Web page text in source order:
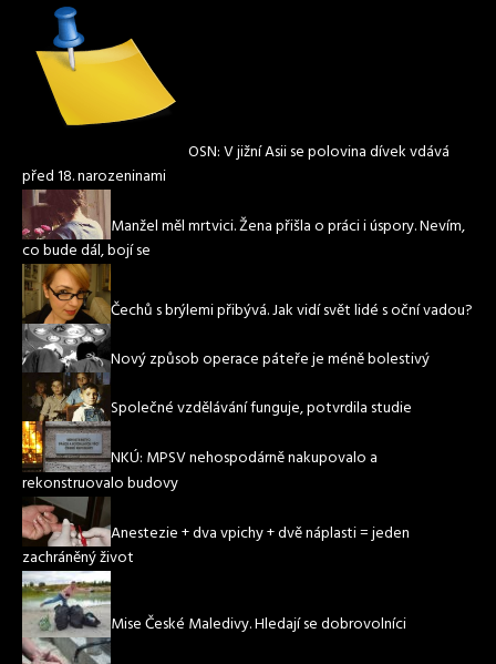
OSN: V jižní Asii se polovina dívek vdává
před 18. narozeninami
Manžel měl mrtvici. Žena přišla o práci i úspory. Nevím,
co bude dál, bojí se
Čechů s brýlemi přibývá. Jak vidí svět lidé s oční vadou?
Nový způsob operace páteře je méně bolestivý
Společné vzdělávání funguje, potvrdila studie
NKÚ: MPSV nehospodárně nakupovalo a
rekonstruovalo budovy
Anestezie + dva vpichy + dvě náplasti = jeden
zachráněný život
Mise České Maledivy. Hledají se dobrovolníci